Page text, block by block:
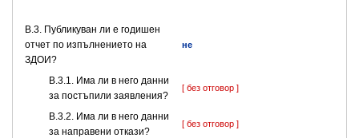
В.3. Публикуван ли е годишен
отчет по изпълнението на
ЗДОИ?
не
В.3.1. Има ли в него данни
за постъпили заявления?
[ без отговор ]
В.3.2. Има ли в него данни
за направени откази?
[ без отговор ]